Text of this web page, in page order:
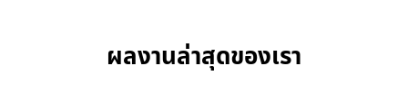
ผลงานล่าสุดของเรา